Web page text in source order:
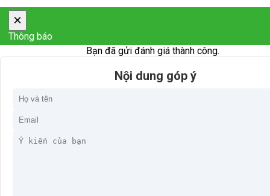
×
Thông báo
Bạn đã gửi đánh giá thành công.
Nội dung góp ý